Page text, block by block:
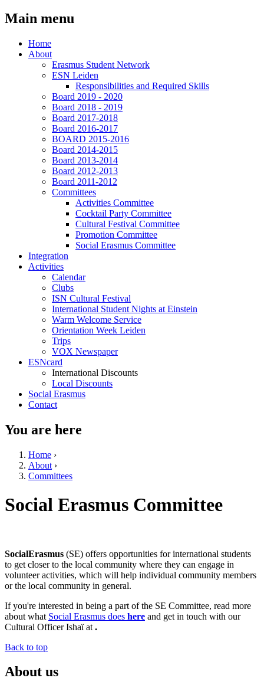
Main menu
Home
About
Erasmus Student Network
ESN Leiden
Responsibilities and Required Skills
Board 2019 - 2020
Board 2018 - 2019
Board 2017-2018
Board 2016-2017
BOARD 2015-2016
Board 2014-2015
Board 2013-2014
Board 2012-2013
Board 2011-2012
Committees
Activities Committee
Cocktail Party Committee
Cultural Festival Committee
Promotion Committee
Social Erasmus Committee
Integration
Activities
Calendar
Clubs
ISN Cultural Festival
International Student Nights at Einstein
Warm Welcome Service
Orientation Week Leiden
Trips
VOX Newspaper
ESNcard
International Discounts
Local Discounts
Social Erasmus
Contact
You are here
Home ›
About ›
Committees
Social Erasmus Committee
SocialErasmus (SE) offers opportunities for international students
to get closer to the local community where they can engage in
volunteer activities, which will help individual community members
or the local community in general.
If you're interested in being a part of the SE Committee, read more
about what Social Erasmus does here and get in touch with our
Cultural Officer Ishaï at .
Back to top
About us